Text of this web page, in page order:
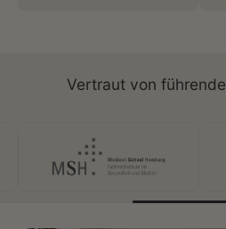
Vertraut von